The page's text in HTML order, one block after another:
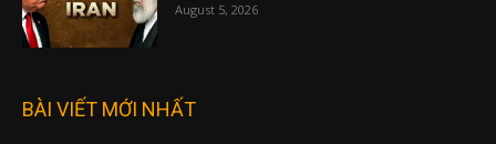
August 5, 2026
BÀI VIẾT MỚI NHẤT